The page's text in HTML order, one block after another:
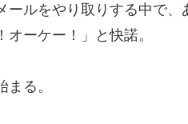
ールをやり取りする中で
オーケー！」と快諾。
まる。